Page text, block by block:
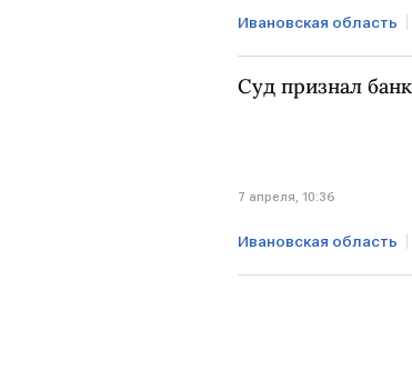
Ивановская область
Суд признал
7 апреля, 10:36
Ивановская область
ВЕЛИКОБРИТАНИЯ